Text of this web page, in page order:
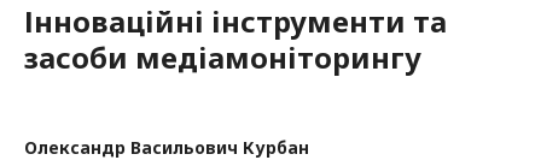
Інноваційні інструменти та
засоби медіамоніторингу
Олександр Васильович Курбан